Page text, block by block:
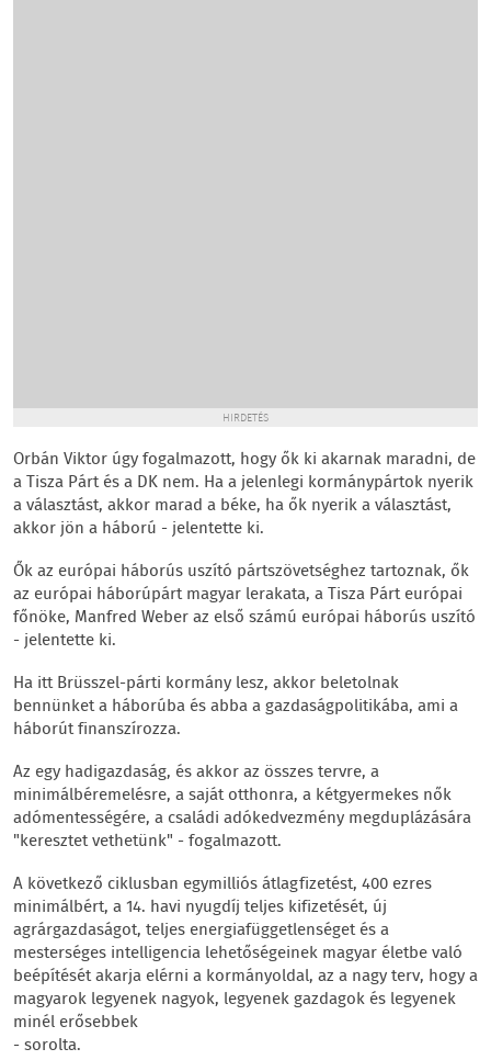
HIRDETÉS
Orbán Viktor úgy fogalmazott, hogy ők ki akarnak maradni, de
a Tisza Párt és a DK nem. Ha a jelenlegi kormánypártok nyerik
a választást, akkor marad a béke, ha ők nyerik a választást,
akkor jön a háború - jelentette ki.
Ők az európai háborús uszító pártszövetséghez tartoznak, ők
az európai háborúpárt magyar lerakata, a Tisza Párt európai
főnöke, Manfred Weber az első számú európai háborús uszító
- jelentette ki.
Ha itt Brüsszel-párti kormány lesz, akkor beletolnak
bennünket a háborúba és abba a gazdaságpolitikába, ami a
háborút finanszírozza.
Az egy hadigazdaság, és akkor az összes tervre, a
minimálbéremelésre, a saját otthonra, a kétgyermekes nők
adómentességére, a családi adókedvezmény megduplázására
"keresztet vethetünk" - fogalmazott.
A következő ciklusban egymilliós átlagfizetést, 400 ezres
minimálbért, a 14. havi nyugdíj teljes kifizetését, új
agrárgazdaságot, teljes energiafüggetlenséget és a
mesterséges intelligencia lehetőségeinek magyar életbe való
beépítését akarja elérni a kormányoldal, az a nagy terv, hogy a
magyarok legyenek nagyok, legyenek gazdagok és legyenek
minél erősebbek
- sorolta.